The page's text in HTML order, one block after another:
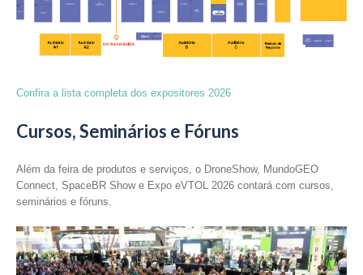
Confira a lista completa dos expositores 2026
Cursos, Seminários e Fóruns
Além da feira de produtos e serviços, o DroneShow, MundoGEO
Connect, SpaceBR Show e Expo eVTOL 2026 contará com cursos,
seminários e fóruns.